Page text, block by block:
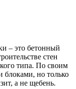
– это бетонный
стен
типа. По своим
блоками, но только
а не щебень.